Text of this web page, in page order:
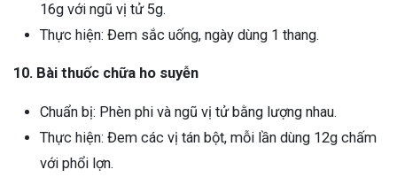
16g với ngũ vị tử 5g.
Thực hiện: Đem sắc uống, ngày dùng 1 thang.
10. Bài thuốc chữa ho suyễn
Chuẩn bị: Phèn phi và ngũ vị tử bằng lượng nhau.
Thực hiện: Đem các vị tán bột, mỗi lần dùng 12g chấm
với phổi lợn.